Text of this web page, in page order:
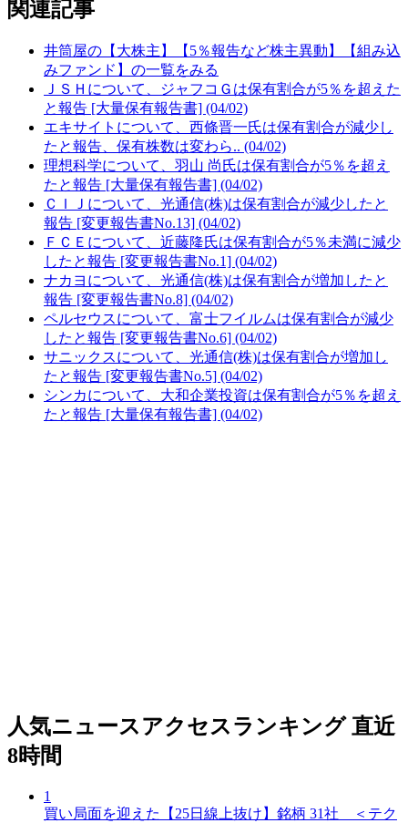
関連記事
井筒屋の【大株主】【5％報告など株主異動】【組み込
みファンド】の一覧をみる
ＪＳＨについて、ジャフコＧは保有割合が5％を超えた
と報告 [大量保有報告書] (04/02)
エキサイトについて、西條晋一氏は保有割合が減少し
たと報告、保有株数は変わら.. (04/02)
理想科学について、羽山 尚氏は保有割合が5％を超え
たと報告 [大量保有報告書] (04/02)
ＣＩＪについて、光通信(株)は保有割合が減少したと
報告 [変更報告書No.13] (04/02)
ＦＣＥについて、近藤隆氏は保有割合が5％未満に減少
したと報告 [変更報告書No.1] (04/02)
ナカヨについて、光通信(株)は保有割合が増加したと
報告 [変更報告書No.8] (04/02)
ペルセウスについて、富士フイルムは保有割合が減少
したと報告 [変更報告書No.6] (04/02)
サニックスについて、光通信(株)は保有割合が増加し
たと報告 [変更報告書No.5] (04/02)
シンカについて、大和企業投資は保有割合が5％を超え
たと報告 [大量保有報告書] (04/02)
人気ニュースアクセスランキング 直近
8時間
1
買い局面を迎えた【25日線上抜け】銘柄 31社 ＜テク